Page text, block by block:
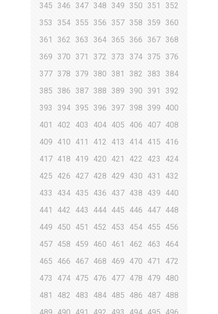
345
346 347 348 349 350 351
352
353
354 355 356 357 358 359 360
361
362 363 364 365 366 367 368
369
370 371 372 373 374 375 376
377 378 379 380 381 382 383
384
385
386 387 388 389 390 391
392
393
394 395 396 397 398 399
400
401
402 403 404 405 406 407 408
409
410 411 412 413 414 415
416
417 418 419 420 421 422 423
424
425
426 427 428 429 430 431
432
433
434 435 436 437 438 439
440
441
442 443 444 445 446 447 448
449
450 451 452 453 454 455
456
457 458 459 460 461 462 463
464
465
466 467 468 469 470 471
472
473
474 475 476 477 478 479
480
481
482 483 484 485 486 487 488